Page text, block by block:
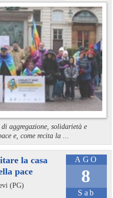
di aggregazione, solidarietà e
e, come recita la ...
AGO
8
Sab
la casa
pace
(PG)